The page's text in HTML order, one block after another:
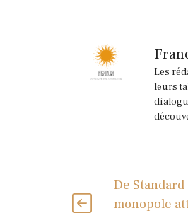
Les
leurs
De
monopole